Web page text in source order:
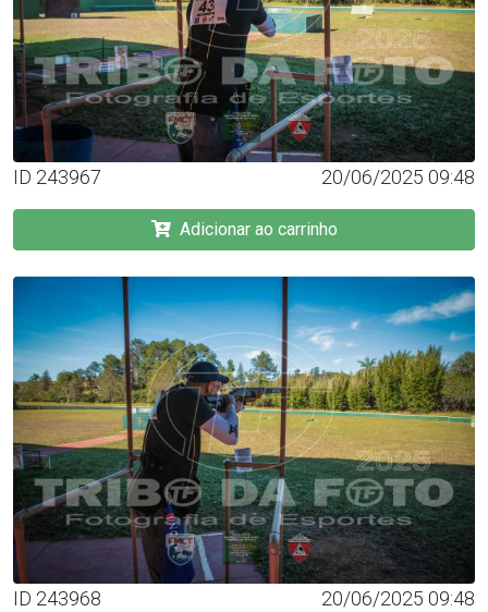
ID 243967 20/06/2025 09:48
Adicionar ao carrinho
ID 243968 20/06/2025 09:48